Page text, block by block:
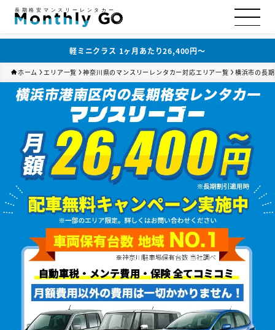
長期格安マンスリーレンタカー
軽ミニクラス 1ヶ月あたり26,400円〜
ホーム エリア一覧 神奈川県のマンスリーレンタカー対応エリア一覧 横浜市の長